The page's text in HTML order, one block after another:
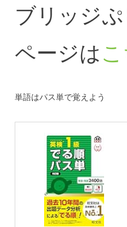
ブリッジ
ページは
単語はパス単で覚えよう